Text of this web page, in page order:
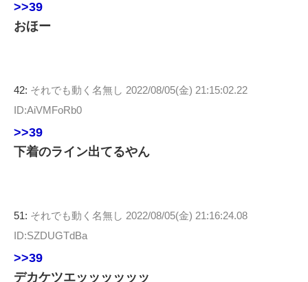
>>39
おほー
42: それでも動く名無し 2022/08/05(金) 21:15:02.22
ID:AiVMFoRb0
>>39
下着のライン出てるやん
51: それでも動く名無し 2022/08/05(金) 21:16:24.08
ID:SZDUGTdBa
>>39
デカケツエッッッッッッ